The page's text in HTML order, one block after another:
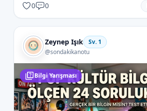
0 0
Zeynep Işık Sv. 1
@sondakikanotu
Bilgi Yarışması